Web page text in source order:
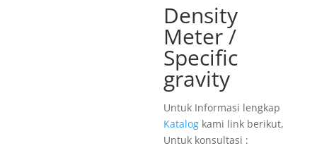
Density
Meter /
Specific
gravity
Untuk Informasi lengkap
Katalog kami link berikut,
Untuk konsultasi :